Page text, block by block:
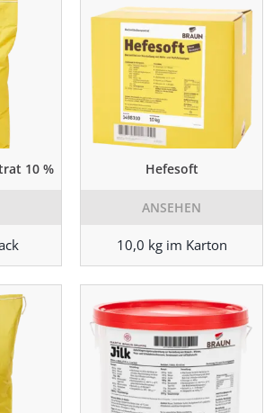
10 % Hefesoft
ANSEHEN
10,0 kg im Karton